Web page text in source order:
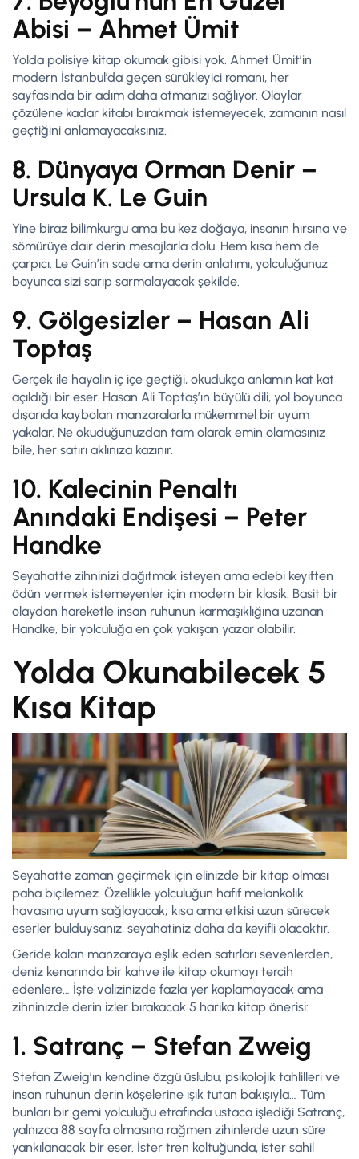
Abisi – Ahmet Ümit
Yolda polisiye kitap okumak gibisi yok. Ahmet Ümit’in
modern İstanbul’da geçen sürükleyici romanı, her
sayfasında bir adım daha atmanızı sağlıyor. Olaylar
çözülene kadar kitabı bırakmak istemeyecek, zamanın nasıl
geçtiğini anlamayacaksınız.
8. Dünyaya Orman Denir –
Ursula K. Le Guin
Yine biraz bilimkurgu ama bu kez doğaya, insanın hırsına ve
sömürüye dair derin mesajlarla dolu. Hem kısa hem de
çarpıcı. Le Guin’in sade ama derin anlatımı, yolculuğunuz
boyunca sizi sarıp sarmalayacak şekilde.
9. Gölgesizler – Hasan Ali
Toptaş
Gerçek ile hayalin iç içe geçtiği, okudukça anlamın kat kat
açıldığı bir eser. Hasan Ali Toptaş’ın büyülü dili, yol boyunca
dışarıda kaybolan manzaralarla mükemmel bir uyum
yakalar. Ne okuduğunuzdan tam olarak emin olamasınız
bile, her satırı aklınıza kazınır.
10. Kalecinin Penaltı
Anındaki Endişesi – Peter
Handke
Seyahatte zihninizi dağıtmak isteyen ama edebi keyiften
ödün vermek istemeyenler için modern bir klasik. Basit bir
olaydan hareketle insan ruhunun karmaşıklığına uzanan
Handke, bir yolculuğa en çok yakışan yazar olabilir.
Yolda Okunabilecek 5
Kısa Kitap
Seyahatte zaman geçirmek için elinizde bir kitap olması
paha biçilemez. Özellikle yolculuğun hafif melankolik
havasına uyum sağlayacak; kısa ama etkisi uzun sürecek
eserler bulduysanız, seyahatiniz daha da keyifli olacaktır.
Geride kalan manzaraya eşlik eden satırları sevenlerden,
deniz kenarında bir kahve ile kitap okumayı tercih
edenlere… İşte valizinizde fazla yer kaplamayacak ama
zihninizde derin izler bırakacak 5 harika kitap önerisi:
1. Satranç – Stefan Zweig
Stefan Zweig’ın kendine özgü üslubu, psikolojik tahlilleri ve
insan ruhunun derin köşelerine ışık tutan bakışıyla… Tüm
bunları bir gemi yolculuğu etrafında ustaca işlediği Satranç,
yalnızca 88 sayfa olmasına rağmen zihinlerde uzun süre
yankılanacak bir eser. İster tren koltuğunda, ister sahil